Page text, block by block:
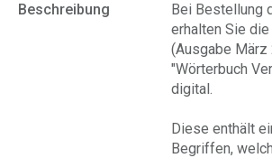
Beschreibung
Bei Bestellung
erhalten Sie die
(Ausgabe März
"Wörterbuch
digital.
Diese enthält
Begriffen,